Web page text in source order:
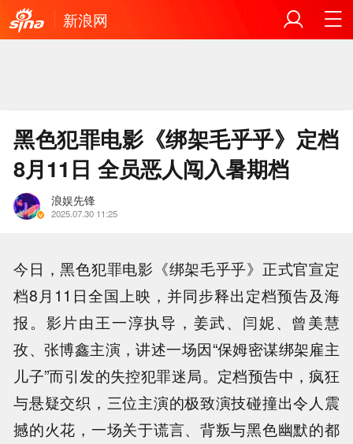
新浪网
黑色犯罪电影《绑架毛乎乎》定档
8月11日 全员恶人闯入暑期档
浪娱先锋
2025.07.30 11:25
今日，黑色犯罪电影《绑架毛乎乎》正式官宣定
档8月11日全国上映，并同步释出定档预告及海
报。影片由王一淳执导，姜武、闫妮、曾美慧
孜、张博鑫主演，讲述一场因“保姆密谋绑架雇主
儿子”而引发的失控犯罪迷局。定档预告中，疯狂
与悬疑交织，三位主演的极致演技碰撞出令人震
撼的火花，一场关于谎言、背叛与黑色幽默的都